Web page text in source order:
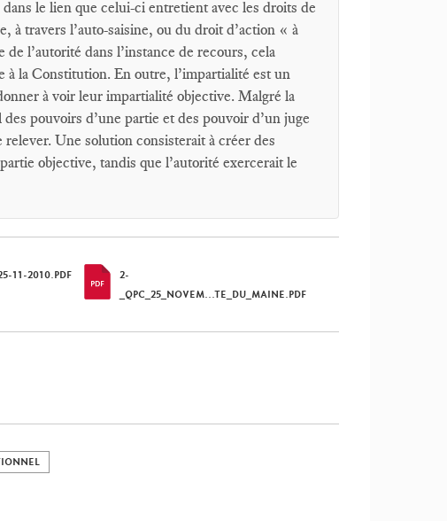
dans le lien que celui-ci entretient avec les droits de
à travers l’auto-saisine, ou du droit d’action « à
l’autorité dans l’instance de recours, cela
la Constitution. En outre, l’impartialité est un
à voir leur impartialité objective. Malgré la
pouvoirs d’une partie et des pouvoir d’un juge
Une solution consisterait à créer des
objective, tandis que l’autorité exercerait le
11-2010.PDF
2-
_QPC_25_NOVEM...TE_DU_MAINE.PDF